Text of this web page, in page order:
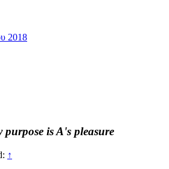
2018
purpose is A's pleasure
↑